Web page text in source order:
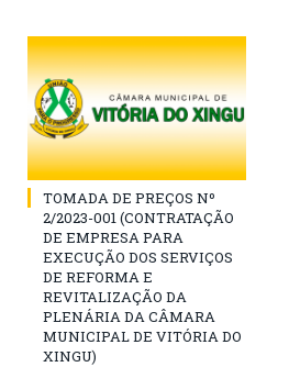
TOMADA DE PREÇOS Nº
2/2023-001 (CONTRATAÇÃO
DE EMPRESA PARA
EXECUÇÃO DOS SERVIÇOS
DE REFORMA E
REVITALIZAÇÃO DA
PLENÁRIA DA CÂMARA
MUNICIPAL DE VITÓRIA DO
XINGU)